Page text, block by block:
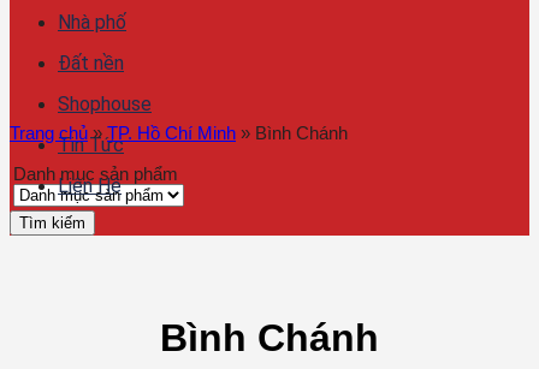
Nhà phố
Đất nền
Shophouse
Tin Tức
Liên Hệ
Trang chủ»TP. Hồ Chí Minh » Bình Chánh
Danh mục sản phẩm
Tìm kiếm
Bình Chánh